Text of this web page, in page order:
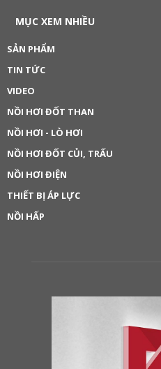
MỤC XEM NHIỀU
SẢN PHẨM
TIN TỨC
VIDEO
NỒI HƠI ĐỐT THAN
NỒI HƠI - LÒ HƠI
NỒI HƠI ĐỐT CỦI, TRẤU
NỒI HƠI ĐIỆN
THIẾT BỊ ÁP LỰC
NỒI HẤP